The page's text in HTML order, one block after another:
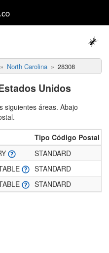
North Carolina 28308
Unidos
siguientes áreas. Abajo
Tipo Código Postal
STANDARD
STANDARD
STANDARD